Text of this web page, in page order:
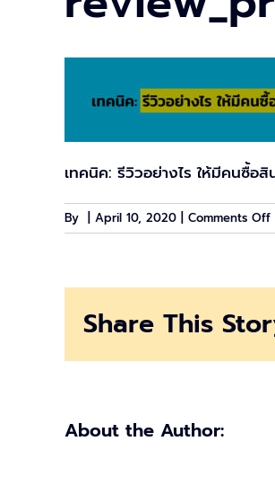
เทคนิค: รีวิวอย่างไร ให้มีคนซื้อสิ
By April 10, 2020 Comments Offon
Share This
About the Author: